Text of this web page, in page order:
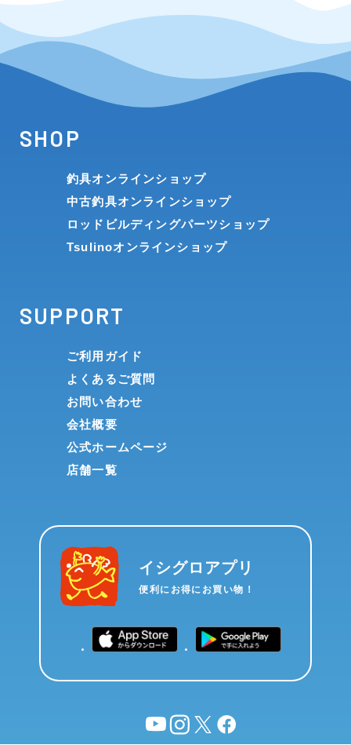
SHOP
釣具オンラインショップ
中古釣具オンラインショップ
ロッドビルディングパーツショップ
Tsulinoオンラインショップ
SUPPORT
ご利用ガイド
よくあるご質問
お問い合わせ
会社概要
公式ホームページ
店舗一覧
イシグロアプリ
便利にお得にお買い物！
YouTubeinstagram
X facebook